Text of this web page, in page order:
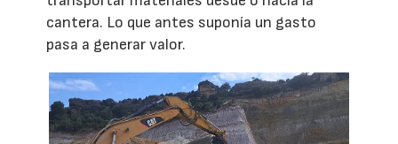
cantera. Lo que antes suponía un gasto
pasa a generar valor.